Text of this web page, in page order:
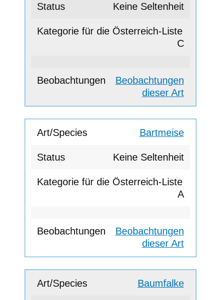
Keine Seltenheit
C
Beobachtungen
dieser Art
Bartmeise
Keine Seltenheit
A
Beobachtungen
dieser Art
Baumfalke